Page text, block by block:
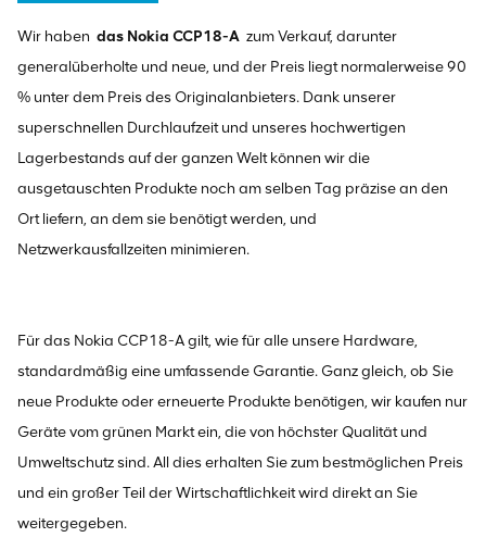
Wir haben das Nokia CCP18-A zum Verkauf, darunter
generalüberholte und neue, und der Preis liegt normalerweise 90
% unter dem Preis des Originalanbieters. Dank unserer
superschnellen Durchlaufzeit und unseres hochwertigen
Lagerbestands auf der ganzen Welt können wir die
ausgetauschten Produkte noch am selben Tag präzise an den
Ort liefern, an dem sie benötigt werden, und
Netzwerkausfallzeiten minimieren.
Für das Nokia CCP18-A gilt, wie für alle unsere Hardware,
standardmäßig eine umfassende Garantie. Ganz gleich, ob Sie
neue Produkte oder erneuerte Produkte benötigen, wir kaufen nur
Geräte vom grünen Markt ein, die von höchster Qualität und
Umweltschutz sind. All dies erhalten Sie zum bestmöglichen Preis
und ein großer Teil der Wirtschaftlichkeit wird direkt an Sie
weitergegeben.